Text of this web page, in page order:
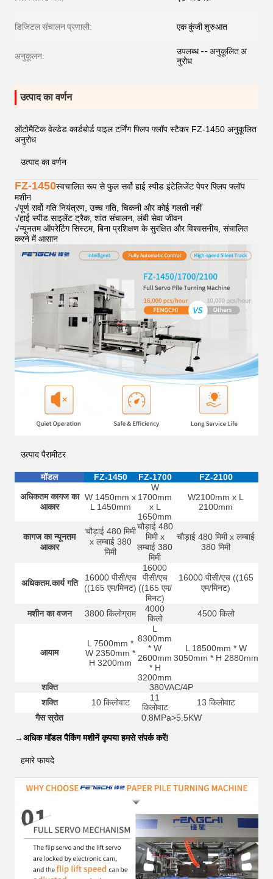
डिजिटल संचालन प्रणाली: एक कुंजी शुरुआत
अनुकूलन:
उपलब्ध -- अनुकूलित अ
नुरोध
उत्पाद का वर्णन
ऑटोमैटिक वेल्डेड कार्डबोर्ड पाइल टर्निंग फ्लिप फ्लॉप स्टैकर FZ-1450 अनुकूलित
अनुरोध
उत्पाद का वर्णन
FZ-1450स्वचालित रूप से फुल सर्वो हाई स्पीड इंटेलिजेंट पेपर फ्लिप फ्लॉप
मशीन
√पूर्ण सर्वो गति नियंत्रण, उच्च गति, चिकनी और कोई गलती नहीं
√हाई स्पीड साइलेंट ट्रैक, शांत संचालन, लंबी सेवा जीवन
√न्यूनतम ऑपरेटिंग सिस्टम, बिना प्रशिक्षण के सुरक्षित और विश्वसनीय, संचालित
करने में आसान
उत्पाद पैरामीटर
मॉडल FZ-1450 FZ-1700
FZ-2100
अधिकतम कागज का
आकार
W 1450mm x
L 1450mm
W
1700mm
x L
1650mm
W2100mm x L
2100mm
कागज का न्यूनतम
आकार
चौड़ाई 480 मिमी
x लम्बाई 380
मिमी
चौड़ाई 480
मिमी x
लम्बाई 380
मिमी
चौड़ाई 480 मिमी x लम्बाई
380 मिमी
अधिकतम.कार्य गति
16000 पीसी/एच
((165 एम/मिनट)
16000
पीसी/एच
((165 एम/
मिनट)
16000 पीसी/एच ((165
एम/मिनट)
मशीन का वजन 3800 किलोग्राम
4000
किलो
4500 किलो
आयाम
L 7500mm *
W 2350mm *
H 3200mm
L
8300mm
* W
2600mm
* H
3200mm
L 18500mm * W
3050mm * H 2880mm
शक्ति
380VAC/4P
शक्ति
10 किलोवाट
11
किलोवाट
13 किलोवाट
गैस स्रोत
0.8MPa>5.5KW
→अधिक मॉडल पैकिंग मशीनें कृपया हमसे संपर्क करें!
हमारे फायदे